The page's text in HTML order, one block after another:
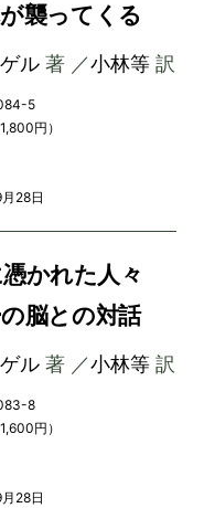
襲ってくる
ル著 ／小林等訳
5
円）
28日
かれた人々
脳との対話
ル著 ／小林等訳
8
円）
28日